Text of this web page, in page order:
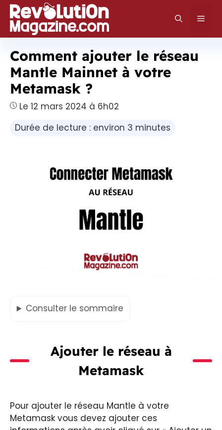
Aller
au
contenu
Comment ajouter le réseau
Mantle Mainnet à votre
Metamask ?
Le 12 mars 2024 à 6h02
Durée de lecture : environ 3 minutes
Consulter le sommaire
Ajouter le réseau à
Metamask
Pour ajouter le réseau Mantle à votre
Metamask vous devez ajouter ces